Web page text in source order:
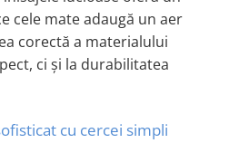
cele mate adaugă un aer
corectă a materialului
ci și la durabilitatea
cu cercei simpli